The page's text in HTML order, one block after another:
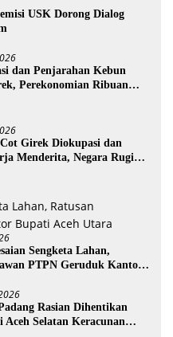
USK Dorong Dialog
dan Penjarahan Kebun
Perekonomian Ribuan
Girek Diokupasi dan
Menderita, Negara Rugi
Sengketa Lahan,
PTPN Geruduk Kantor
Rasian Dihentikan
Aceh Selatan Keracunan